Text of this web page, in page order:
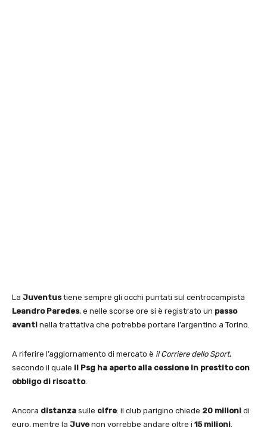
La Juventustiene sempre gli occhi puntati sul centrocampista
Leandro Paredes, e nelle scorse ore si è registrato un passo
avanti nella trattativa che potrebbe portare l’argentino a Torino.
A riferire l’aggiornamento di mercato è il Corriere dello Sport,
secondo il quale il Psg ha aperto alla cessione in prestito con
obbligo di riscatto.
Ancora distanza sulle cifre: il club parigino chiede 20 milioni di
euro, mentre la Juve non vorrebbe andare oltre i 15 milioni.